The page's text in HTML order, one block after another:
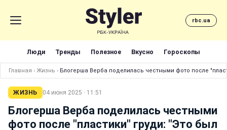
rbc.ua
Люди Тренды Полезное Вкусно Гороскопы
Главная › Жизнь › Блогерша Верба поделилась честными фото после
ЖИЗНЬ 04 июня 2025 · 11:51
Блогерша Верба поделилась честными
фото после "пластики" груди: "Это был